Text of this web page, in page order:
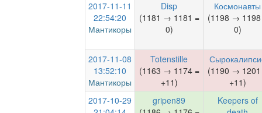
2017-11-11
22:54:20
Мантикоры
Disp
(1181 → 1181 =
0)
Космонавты
(1198 → 1198
0)
2017-11-08
13:52:10
Мантикоры
Totenstille
(1163 → 1174 =
+11)
(1190 → 1201
+11)
2017-10-29
gripen89
Keepers of